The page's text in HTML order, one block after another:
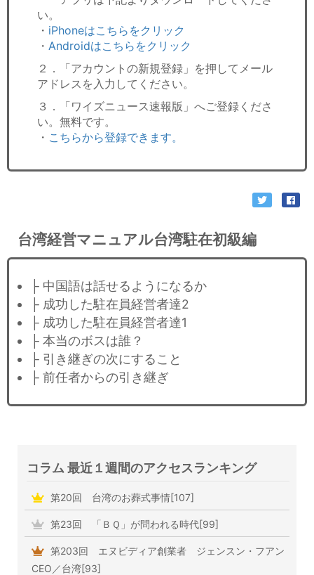
い。
・ iPhoneはこちらをクリック
・ Androidはこちらをクリック
２．「アカウントの新規登録」を押してメール
アドレスを入力してください。
３．「ワイズニュース速報版」へご登録くださ
い。無料です。
・ こちらから登録できます。
台湾経営マニュアル台湾駐在初級編
├ 中国語は話せるようになるか
├ 成功した駐在員経営者達2
├ 成功した駐在員経営者達1
├ 本当のボスは誰？
├ 引き継ぎの次にすること
├ 前任者からの引き継ぎ
コラム 最近１週間のアクセスランキング
第20回 台湾のお葬式事情[107]
第23回 「ＢＱ」が問われる時代[99]
第203回 エヌビディア創業者 ジェンスン・フアン
CEO／台湾[93]